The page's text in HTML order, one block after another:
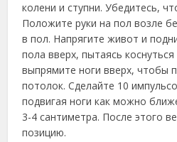
колени и ступни. Убедитесь,
Положите руки на пол возле
в пол. Напрягите живот и
пола вверх, пытаясь
выпрямите ноги вверх, чтобы
потолок. Сделайте 10
подвигая ноги как можно
3-4 сантиметра. После этого
позицию.